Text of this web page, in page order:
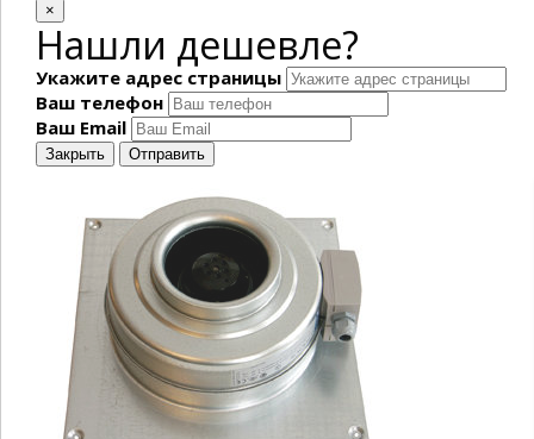
×
Нашли дешевле?
Укажите адрес страницы
Ваш телефон
Ваш Email
Закрыть Отправить